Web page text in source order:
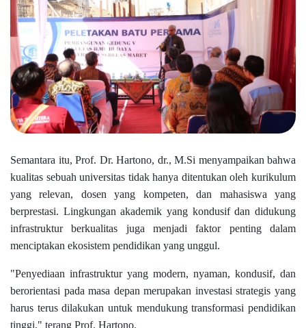
Semantara itu, Prof. Dr. Hartono, dr., M.Si menyampaikan bahwa
kualitas sebuah universitas tidak hanya ditentukan oleh kurikulum
yang relevan, dosen yang kompeten, dan mahasiswa yang
berprestasi. Lingkungan akademik yang kondusif dan didukung
infrastruktur berkualitas juga menjadi faktor penting dalam
menciptakan ekosistem pendidikan yang unggul.
"Penyediaan infrastruktur yang modern, nyaman, kondusif, dan
berorientasi pada masa depan merupakan investasi strategis yang
harus terus dilakukan untuk mendukung transformasi pendidikan
tinggi," terang Prof. Hartono.